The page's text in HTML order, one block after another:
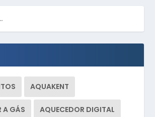
AQUAKENT
A GÁS AQUECEDOR DIGITAL